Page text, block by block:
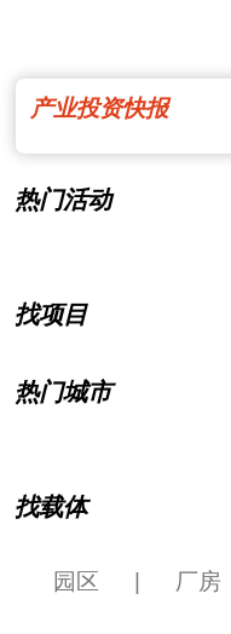
产业投资快报
热门活动
找项目
热门城市
找载体
园区 厂房